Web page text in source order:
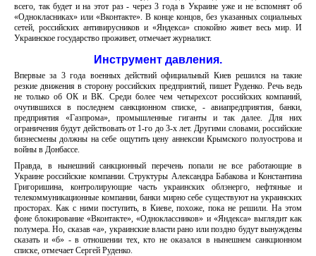
всего, так будет и на этот раз - через 3 года в Украине уже и не вспомнят об
«Однокласниках» или «Вконтакте». В конце концов, без указанных социальных
сетей, российских антивирусников и «Яндекса» спокойно живет весь мир. И
Украинское государство проживет, отмечает журналист.
Инструмент давления.
Впервые за 3 года военных действий официальный Киев решился на такие
резкие движения в сторону российских предприятий, пишет Руденко. Речь ведь
не только об ОК и ВК. Среди более чем четырехсот российских компаний,
очутившихся в последнем санкционном списке, - авиапредприятия, банки,
предприятия «Газпрома», промышленные гиганты и так далее. Для них
ограничения будут действовать от 1-го до 3-х лет. Другими словами, российские
бизнесмены должны на себе ощутить цену аннексии Крымского полуострова и
войны в Донбассе.
Правда, в нынешний санкционный перечень попали не все работающие в
Украине российские компании. Структуры Александра Бабакова и Константина
Григоришина, контролирующие часть украинских облэнерго, нефтяные и
телекоммуникационные компании, банки мирно себе существуют на украинских
просторах. Как с ними поступить, в Киеве, похоже, пока не решили. На этом
фоне блокирование «Вконтакте», «Одноклассников» и «Яндекса» выглядит как
полумера. Но, сказав «а», украинские власти рано или поздно будут вынуждены
сказать и «б» - в отношении тех, кто не оказался в нынешнем санкционном
списке, отмечает Сергей Руденко.